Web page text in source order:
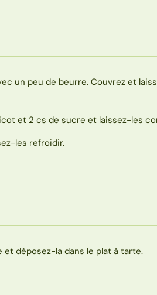
un peu de beurre. Couvrez et
et 2 cs de sucre et laissez-les
les refroidir.
et déposez-la dans le plat à tarte.